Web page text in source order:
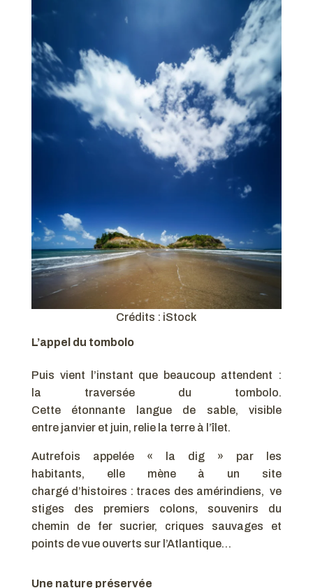
Crédits : iStock
L’appel du tombolo
Puis vient l’instant que beaucoup attendent :
la traversée du tombolo.
Cette étonnante langue de sable, visible
entre janvier et juin, relie la terre à l’îlet.
Autrefois appelée « la dig » par les
habitants, elle mène à un site
chargé d’histoires : traces des amérindiens, ve
stiges des premiers colons, souvenirs du
chemin de fer sucrier, criques sauvages et
points de vue ouverts sur l’Atlantique…
Une nature préservée